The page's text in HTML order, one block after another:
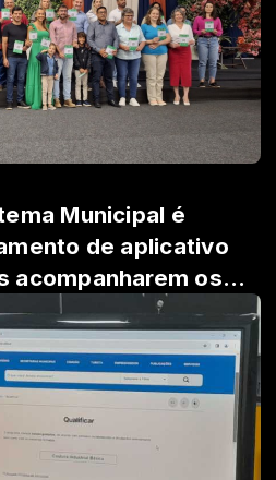
Municipal é
de aplicativo
acompanharem os